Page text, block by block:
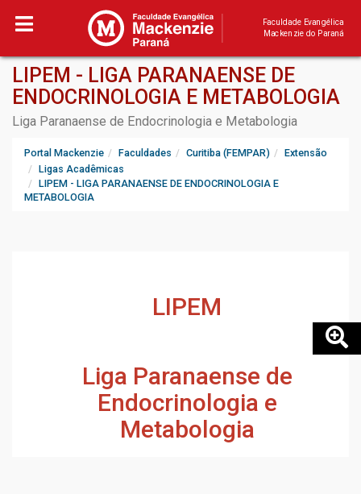
Faculdade Evangélica
Mackenzie do Paraná
LIPEM - LIGA PARANAENSE DE
ENDOCRINOLOGIA E METABOLOGIA
Liga Paranaense de Endocrinologia e Metabologia
Portal Mackenzie Faculdades Curitiba (FEMPAR)
Extensão
Ligas Acadêmicas
LIPEM - LIGA PARANAENSE DE ENDOCRINOLOGIA E
METABOLOGIA
LIPEM
Liga Paranaense de
Endocrinologia e
Metabologia